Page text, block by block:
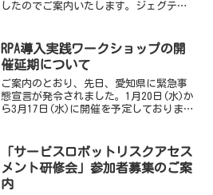
したのでご案内いたします。ジェグテッ
7,400社)をつなぐビジネスマッチ...
RPA導入実践ワークショップの開
催延期について
ご案内のとおり、先日、愛知県に緊急事
態宣言が発令されました。1月20日(水)か
ら3月17日(水)に開催を予定しております
くことといたしました。何卒ご理解いた
だきます...
「サービスロボットリスクアセス
メント研修会」参加者募集のご案
内